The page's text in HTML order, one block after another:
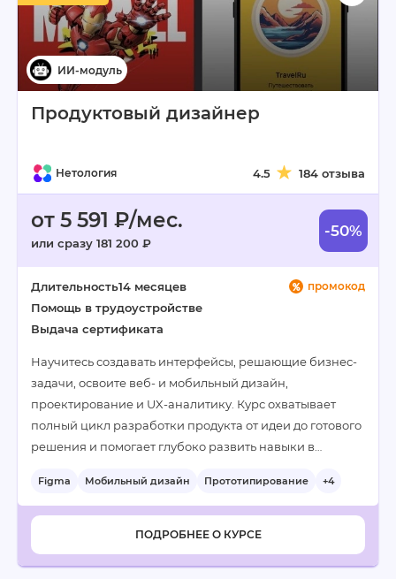
Продуктовый дизайнер
Нетология 4.5 184 отзыва
от 5 591 ₽/мес.
или сразу 181 200 ₽
-50%
промокод
Длительность14 месяцев
Помощь в трудоустройстве
Выдача сертификата
Научитесь создавать интерфейсы, решающие бизнес-
задачи, освоите веб- и мобильный дизайн,
проектирование и UX-аналитику. Курс охватывает
полный цикл разработки продукта от идеи до готового
решения и помогает глубоко развить навыки в…
Figma Мобильный дизайн Прототипирование +4
ПОДРОБНЕЕ О КУРСЕ